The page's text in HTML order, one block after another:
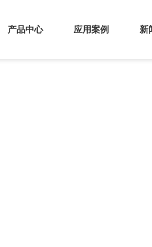
产品中心 应用案例 新